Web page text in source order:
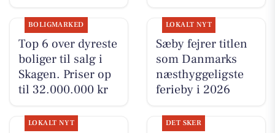
BOLIGMARKED
Top 6 over dyreste
boliger til salg i
Skagen. Priser op
til 32.000.000 kr
LOKALT NYT
Sæby fejrer titlen
som Danmarks
næsthyggeligste
ferieby i 2026
LOKALT NYT DET SKER